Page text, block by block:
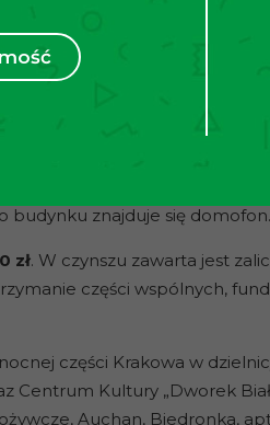
W każdym
jest we własny system
budynku znajduje się domofon.
zł. W czynszu zawarta jest
części wspólnych,
części Krakowa w
Centrum Kultury „Dworek
Auchan, Biedronka,